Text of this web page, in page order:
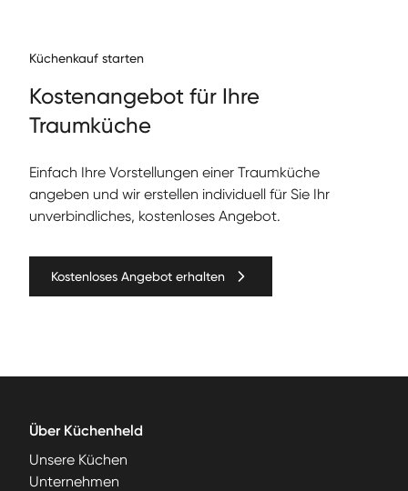
Küchenkauf starten
Kos­te­nange­bot für Ihre
Traumküche
Ein­fach Ihre Vorstel­lun­gen ein­er Traumküche
angeben und wir erstellen individuell für Sie Ihr
unverbindliches, kostenloses Angebot.
Kostenloses Angebot erhalten
Über Küchenheld
Unsere Küchen
Unternehmen